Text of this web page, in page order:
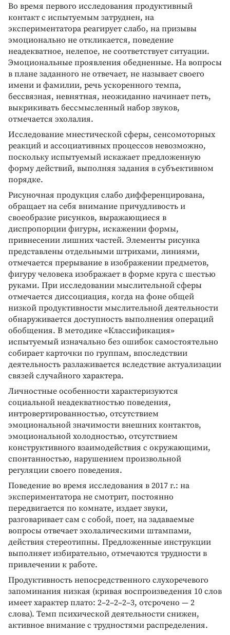
Во время первого исследования продуктивный
контакт с испытуемым затруднен, на
экспериментатора реагирует слабо, на призывы
эмоционально не откликается, поведение
неадекватное, нелепое, не соответствует ситуации.
Эмоциональные проявления обедненные. На вопросы
в плане заданного не отвечает, не называет своего
имени и фамилии, речь ускоренного темпа,
бессвязная, невнятная, неожиданно начинает петь,
выкрикивать бессмысленный набор звуков,
отмечается эхолалия.
Исследование мнестической сферы, сенсомоторных
реакций и ассоциативных процессов невозможно,
поскольку испытуемый искажает предложенную
форму действий, выполняя задания в субъективном
порядке.
Рисуночная продукция слабо дифференцирована,
обращает на себя внимание причудливость и
своеобразие рисунков, выражающиеся в
диспропорции фигуры, искажении формы,
привнесении лишних частей. Элементы рисунка
представлены отдельными штрихами, линиями,
отмечается прерывание в изображении предметов,
фигуру человека изображает в форме круга с шестью
руками. При исследовании мыслительной сферы
отмечается диссоциация, когда на фоне общей
низкой продуктивности мыслительной деятельности
обнаруживается доступность выполнения операций
обобщения. В методике «Классификация»
испытуемый изначально без ошибок самостоятельно
собирает карточки по группам, впоследствии
деятельность разлаживается вследствие актуализации
связей случайного характера.
Личностные особенности характеризуются
социальной неадекватностью поведения,
интровертированностью, отсутствием
эмоциональной значимости внешних контактов,
эмоциональной холодностью, отсутствием
конструктивного взаимодействия с окружающими,
спонтанностью, нарушением произвольной
регуляции своего поведения.
Поведение во время исследования в 2017 г.: на
экспериментатора не смотрит, постоянно
передвигается по комнате, издает звуки,
разговаривает сам с собой, поет, на задаваемые
вопросы отвечает эхолалическими штампами,
действия стереотипны. Предложенные инструкции
выполняет избирательно, отмечаются трудности в
привлечении к работе.
Продуктивность непосредственного слухоречевого
запоминания низкая (кривая воспроизведения 10 слов
имеет характер плато: 2–2–2–2–3, отсрочено — 2
слова). Темп психической деятельности снижен,
активное внимание с трудностями распределения.